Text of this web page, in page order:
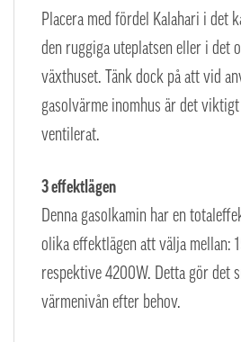
Placera med fördel Kalahari i det
den ruggiga uteplatsen eller i det
växthuset. Tänk dock på att vid
gasolvärme inomhus är det
ventilerat.
3 effektlägen
Denna gasolkamin har en
olika effektlägen att välja mellan:
respektive 4200W. Detta gör det
värmenivån efter behov.